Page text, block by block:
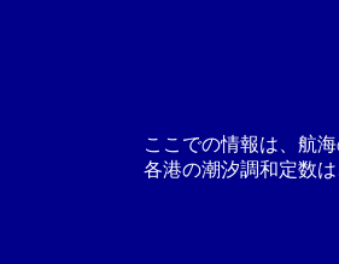
ここでの情報は、航
各港の潮汐調和定数